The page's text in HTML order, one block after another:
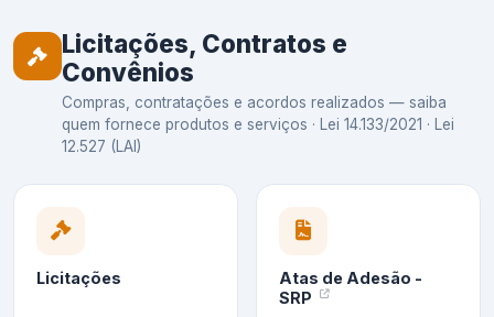
Licitações, Contratos e
Convênios
Compras, contratações e acordos realizados — saiba
quem fornece produtos e serviços · Lei 14.133/2021 · Lei
12.527 (LAI)
Licitações
Atas de Adesão -
SRP